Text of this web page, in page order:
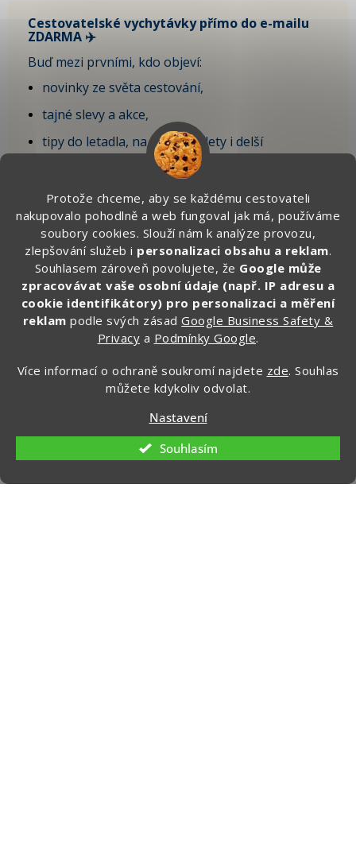
Protože chceme, aby se každému cestovateli
nakupovalo pohodlně a web fungoval jak má, používáme
soubory cookies. Slouží nám k analýze provozu,
zlepšování služeb i personalizaci obsahu a reklam.
Souhlasem zároveň povolujete, že Google může
zpracovávat vaše osobní údaje (např. IP adresu a
cookie identifikátory) pro personalizaci a měření
reklam podle svých zásadGoogle Business Safety &
Privacy a Podmínky Google.
Více informací o ochraně soukromí najdete zde. Souhlas
můžete kdykoliv odvolat.
Nastavení
Souhlasím
Cestovatelské vychytávky přímo do e-mailu
ZDARMA ✈️
Buď mezi prvními, kdo objeví:
novinky ze světa cestování,
tajné slevy a akce,
tipy do letadla, na krátké výlety i delší
dovolenou,
🎁 Po registraci získáte SLEVU 100 Kč
na první objednávku.
Zde vyplňte svůj email:
CHCI ZÍSKAT SLEVU 100 KČ »
Ochrana osobních údajů
Kontakt